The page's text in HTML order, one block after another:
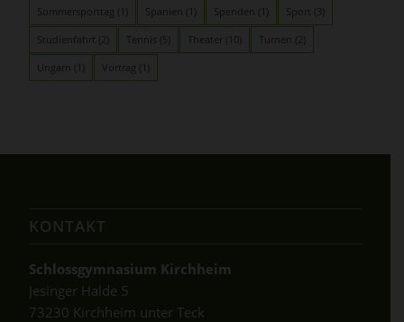
Sommersporttag (1) Spanien (1) Spenden (1) Sport (3)
Studienfahrt Tennis Theater (10) Turnen
Ungarn (1) Vortrag (1)
KONTAKT
Schlossgymnasium Kirchheim
Jesinger Halde 5
73230 Kirchheim unter Teck